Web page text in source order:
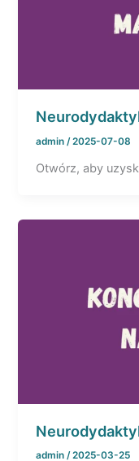
admin /2025-07-08
Otwórz, aby
admin/2025-03-25